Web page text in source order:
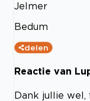
Jelmer
Bedum
delen
Reactie van
Dank jullie wel,